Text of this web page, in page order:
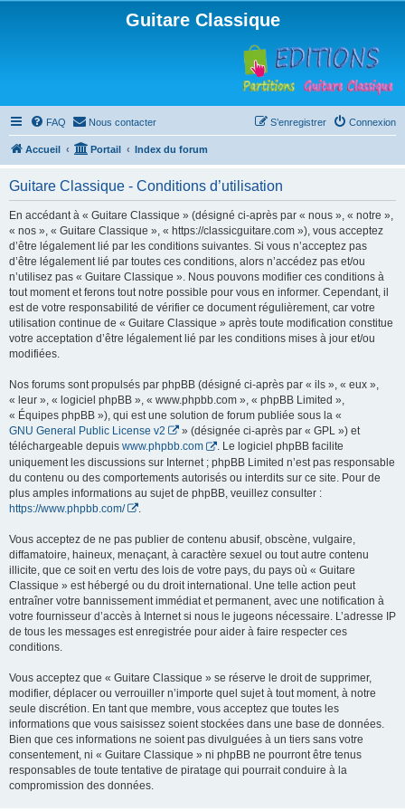
Guitare Classique
FAQ Nous contacter Connexion
S’enregistrer
Accueil Portail Index du forum
Guitare Classique - Conditions d’utilisation
En accédant à « Guitare Classique » (désigné ci-après par « nous », « notre »,
« nos », « Guitare Classique », « https://classicguitare.com »), vous acceptez
d’être légalement lié par les conditions suivantes. Si vous n’acceptez pas
d’être légalement lié par toutes ces conditions, alors n’accédez pas et/ou
n’utilisez pas « Guitare Classique ». Nous pouvons modifier ces conditions à
tout moment et ferons tout notre possible pour vous en informer. Cependant, il
est de votre responsabilité de vérifier ce document régulièrement, car votre
utilisation continue de « Guitare Classique » après toute modification constitue
votre acceptation d’être légalement lié par les conditions mises à jour et/ou
modifiées.
Nos forums sont propulsés par phpBB (désigné ci-après par « ils », « eux »,
« leur », « logiciel phpBB », « www.phpbb.com », « phpBB Limited »,
« Équipes phpBB »), qui est une solution de forum publiée sous la «
GNU General Public License v2
» (désignée ci-après par « GPL ») et
téléchargeable depuis www.phpbb.com
. Le logiciel phpBB facilite
uniquement les discussions sur Internet ; phpBB Limited n’est pas responsable
du contenu ou des comportements autorisés ou interdits sur ce site. Pour de
plus amples informations au sujet de phpBB, veuillez consulter :
https://www.phpbb.com/
Vous acceptez de ne pas publier de contenu abusif, obscène, vulgaire,
diffamatoire, haineux, menaçant, à caractère sexuel ou tout autre contenu
illicite, que ce soit en vertu des lois de votre pays, du pays où « Guitare
Classique » est hébergé ou du droit international. Une telle action peut
entraîner votre bannissement immédiat et permanent, avec une notification à
votre fournisseur d’accès à Internet si nous le jugeons nécessaire. L’adresse IP
de tous les messages est enregistrée pour aider à faire respecter ces
conditions.
Vous acceptez que « Guitare Classique » se réserve le droit de supprimer,
modifier, déplacer ou verrouiller n’importe quel sujet à tout moment, à notre
seule discrétion. En tant que membre, vous acceptez que toutes les
informations que vous saisissez soient stockées dans une base de données.
Bien que ces informations ne soient pas divulguées à un tiers sans votre
consentement, ni « Guitare Classique » ni phpBB ne pourront être tenus
responsables de toute tentative de piratage qui pourrait conduire à la
compromission des données.